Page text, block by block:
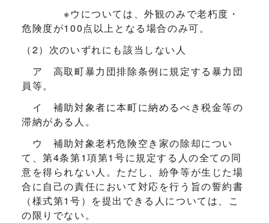
※ウについては、外観のみで老朽度・
危険度が100点以上となる場合のみ可。
（2）次のいずれにも該当しない人
ア 高取町暴力団排除条例に規定する暴力団
員等。
イ 補助対象者に本町に納めるべき税金等の
滞納がある人。
ウ 補助対象老朽危険空き家の除却につい
て、第4条第1項第1号に規定する人の全ての同
意を得られない人。ただし、紛争等が生じた場
合に自己の責任において対応を行う旨の誓約書
（様式第1号）を提出できる人については、こ
の限りでない。